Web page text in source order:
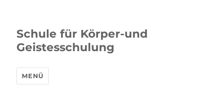
Schule für Körper-und
Geistesschulung
MENÜ